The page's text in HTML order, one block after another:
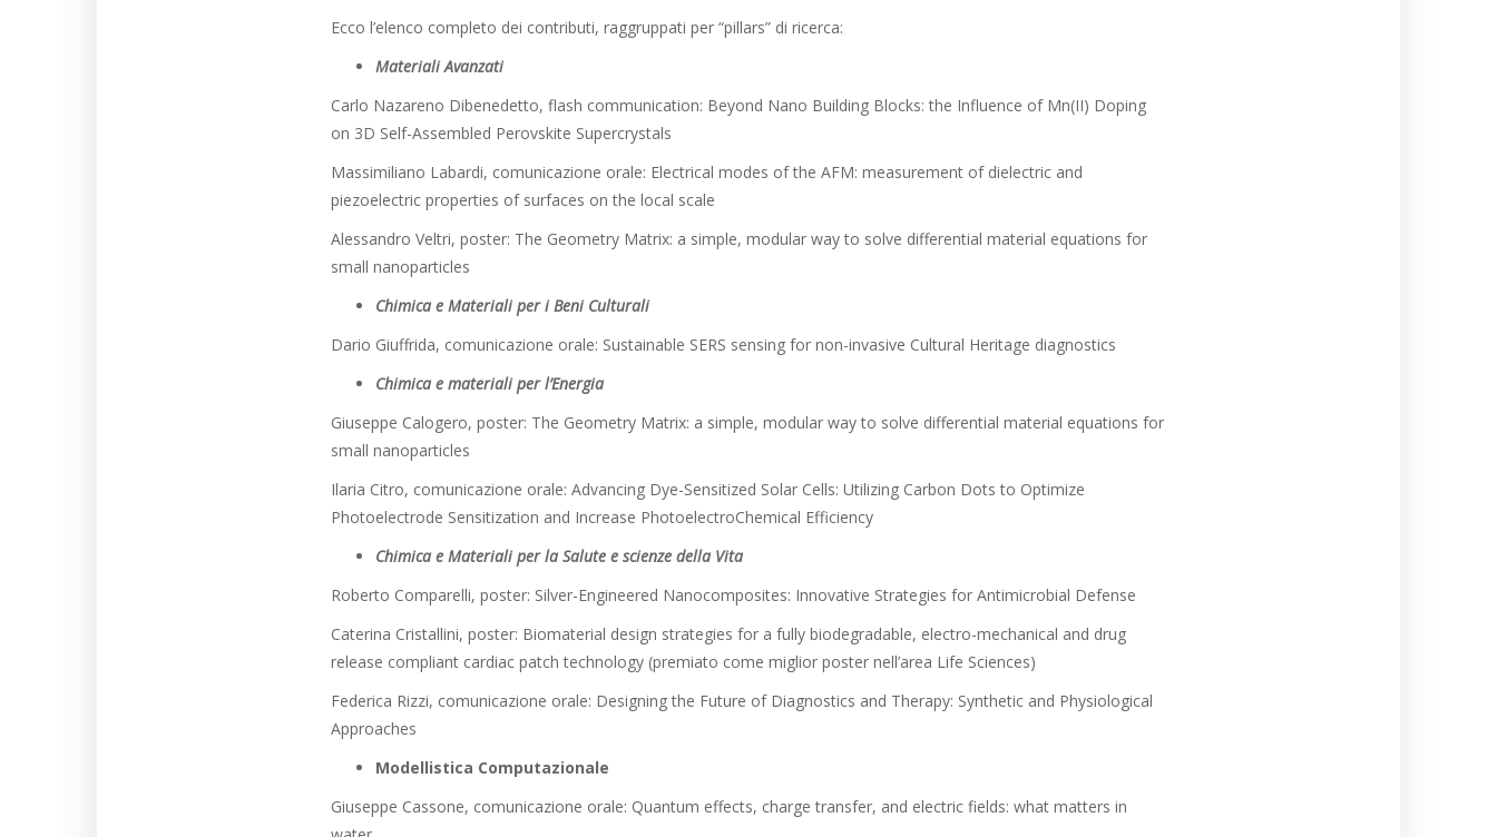
Ecco l’elenco completo dei contributi, raggruppati per “pillars” di ricerca:
Materiali Avanzati
Carlo Nazareno Dibenedetto, flash communication: Beyond Nano Building Blocks: the Influence of Mn(II) Doping
on 3D Self-Assembled Perovskite Supercrystals
Massimiliano Labardi, comunicazione orale: Electrical modes of the AFM: measurement of dielectric and
piezoelectric properties of surfaces on the local scale
Alessandro Veltri, poster: The Geometry Matrix: a simple, modular way to solve differential material equations for
small nanoparticles
Chimica e Materiali per i Beni Culturali
Dario Giuffrida, comunicazione orale: Sustainable SERS sensing for non-invasive Cultural Heritage diagnostics
Chimica e materiali per l’Energia
Giuseppe Calogero, poster: The Geometry Matrix: a simple, modular way to solve differential material equations for
small nanoparticles
Ilaria Citro, comunicazione orale: Advancing Dye-Sensitized Solar Cells: Utilizing Carbon Dots to Optimize
Photoelectrode Sensitization and Increase PhotoelectroChemical Efficiency
Chimica e Materiali per la Salute e scienze della Vita
Roberto Comparelli, poster: Silver-Engineered Nanocomposites: Innovative Strategies for Antimicrobial Defense
Caterina Cristallini, poster: Biomaterial design strategies for a fully biodegradable, electro-mechanical and drug
release compliant cardiac patch technology (premiato come miglior poster nell’area Life Sciences)
Federica Rizzi, comunicazione orale: Designing the Future of Diagnostics and Therapy: Synthetic and Physiological
Approaches
Modellistica Computazionale
Giuseppe Cassone, comunicazione orale: Quantum effects, charge transfer, and electric fields: what matters in